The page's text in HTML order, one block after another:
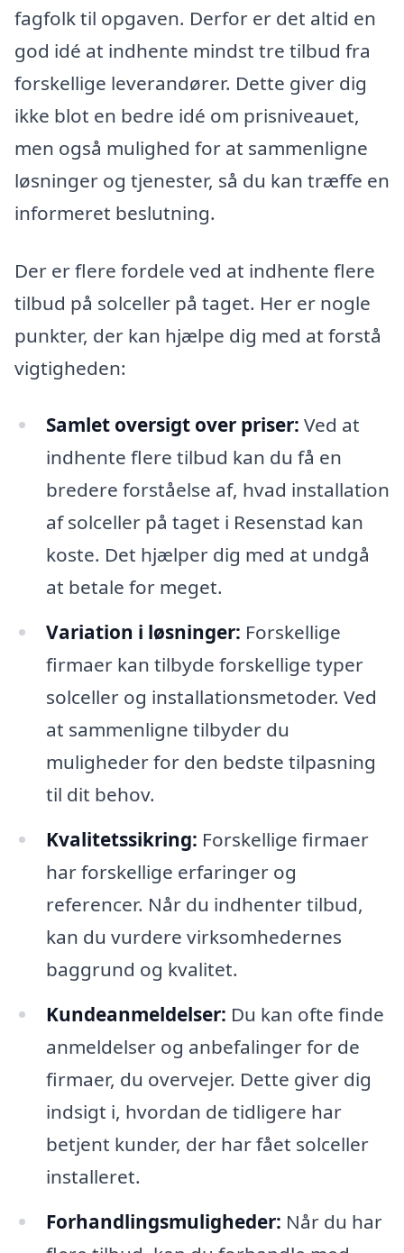
fagfolk til opgaven. Derfor er det altid en
god idé at indhente mindst tre tilbud fra
forskellige leverandører. Dette giver dig
ikke blot en bedre idé om prisniveauet,
men også mulighed for at sammenligne
løsninger og tjenester, så du kan træffe en
informeret beslutning.
Der er flere fordele ved at indhente flere
tilbud på solceller på taget. Her er nogle
punkter, der kan hjælpe dig med at forstå
vigtigheden:
Samlet oversigt over priser: Ved at
indhente flere tilbud kan du få en
bredere forståelse af, hvad installation
af solceller på taget i Resenstad kan
koste. Det hjælper dig med at undgå
at betale for meget.
Variation i løsninger: Forskellige
firmaer kan tilbyde forskellige typer
solceller og installationsmetoder. Ved
at sammenligne tilbyder du
muligheder for den bedste tilpasning
til dit behov.
Kvalitetssikring: Forskellige firmaer
har forskellige erfaringer og
referencer. Når du indhenter tilbud,
kan du vurdere virksomhedernes
baggrund og kvalitet.
Kundeanmeldelser: Du kan ofte finde
anmeldelser og anbefalinger for de
firmaer, du overvejer. Dette giver dig
indsigt i, hvordan de tidligere har
betjent kunder, der har fået solceller
installeret.
Forhandlingsmuligheder: Når du har